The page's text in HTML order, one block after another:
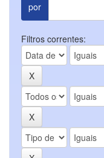
por
Filtros correntes: